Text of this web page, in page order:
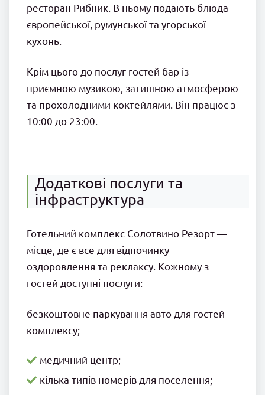
ресторан Рибник. В ньому подають блюда
європейської, румунської та угорської
кухонь.
Крім цього до послуг гостей бар із
приємною музикою, затишною атмосферою
та прохолодними коктейлями. Він працює з
10:00 до 23:00.
Додаткові послуги та
інфраструктура
Готельний комплекс Солотвино Резорт —
місце, де є все для відпочинку
оздоровлення та реклаксу. Кожному з
гостей доступні послуги:
безкоштовне паркування авто для гостей
комплексу;
медичний центр;
кілька типів номерів для поселення;